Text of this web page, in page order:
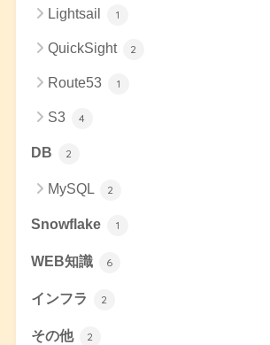
Lightsail 1
QuickSight 2
Route53 1
S3 4
DB 2
MySQL 2
Snowflake 1
WEB知識 6
インフラ 2
その他 2